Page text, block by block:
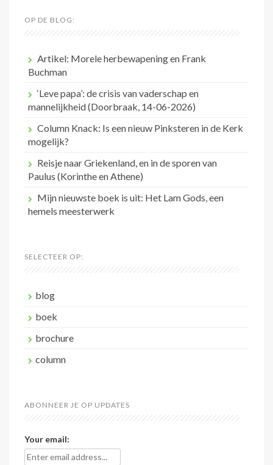
OP DE BLOG:
Artikel: Morele herbewapening en Frank
Buchman
‘Leve papa’: de crisis van vaderschap en
mannelijkheid (Doorbraak, 14-06-2026)
Column Knack: Is een nieuw Pinksteren in de Kerk
mogelijk?
Reisje naar Griekenland, en in de sporen van
Paulus (Korinthe en Athene)
Mijn nieuwste boek is uit: Het Lam Gods, een
hemels meesterwerk
SELECTEER OP:
blog
boek
brochure
column
ABONNEER JE OP UPDATES
Your email: